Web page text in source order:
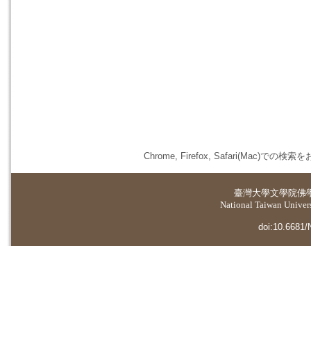
Chrome, Firefox, Safari(Mac)での検索を
臺灣大學文學院佛
National Taiwan
doi:10.6681/